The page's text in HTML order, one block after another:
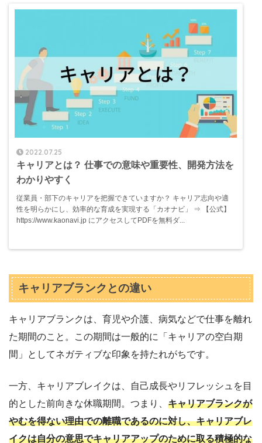
2022.07.25
キャリアとは？ 仕事での意味や重要性、開発方法を
わかりやすく
従業員・部下のキャリアを把握できていますか？ キャリア志向や適
性を明らかにし、効率的な育成を実現する「カオナビ」 ⇒ 【公式】
https://www.kaonavi.jp にアクセスしてPDFを無料ダ...
キャリアブランクとの違い
キャリアブランクは、育児や介護、病気などで仕事を離れ
た期間のこと。この期間は一般的に「キャリアの空白期
間」としてネガティブな印象を持たれがちです。
一方、キャリアブレイクは、自己成長やリフレッシュを目
的とした前向きな休職期間。つまり、 キャリアブランクが
やむを得ない理由での離職であるのに対し、キャリアブレ
イクは自分の意思でキャリアアップのために取る積極的な